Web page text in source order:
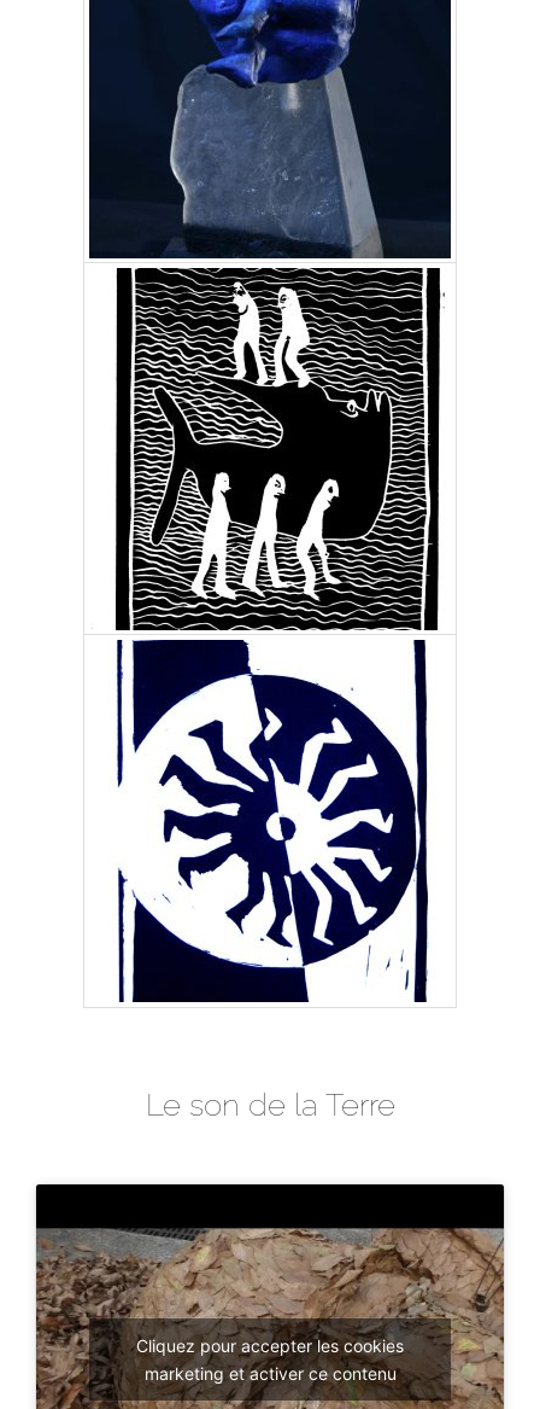
Le son de la Terre
Cliquez pour accepter les cookies
marketing et activer ce contenu